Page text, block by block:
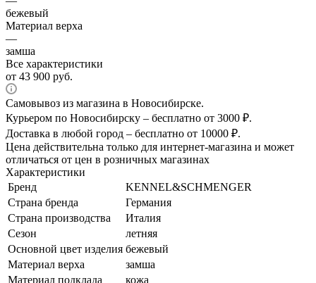
бежевый
Материал верха
—
замша
Все характеристики
от 43 900 руб.
Самовывоз из магазина в Новосибирске.
Курьером по Новосибирску – бесплатно от 3000 ₽.
Доставка в любой город – бесплатно от 10000 ₽.
Цена действительна только для интернет-магазина и может
отличаться от цен в розничных магазинах
Характеристики
Бренд
KENNEL&SCHMENGER
Страна бренда
Германия
Страна производства
Италия
Сезон
летняя
Основной цвет изделия бежевый
Материал верха
замша
Материал подклада
кожа